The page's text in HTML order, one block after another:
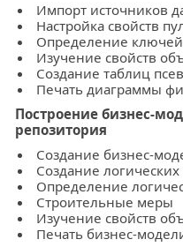
Импорт источников
Настройка свойств
Определение
Изучение свойств
Создание таблиц
Печать диаграммы
Построение бизнес-
репозитория
Создание бизнес-
Создание
Определение
Строительные меры
Изучение свойств
Печать бизнес-